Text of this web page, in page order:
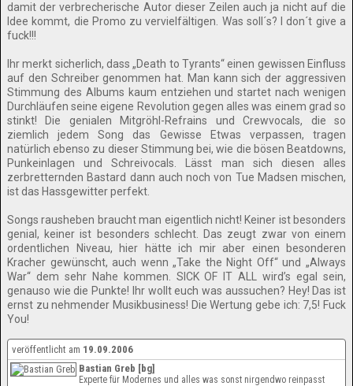
damit der verbrecherische Autor dieser Zeilen auch ja nicht auf die
Idee kommt, die Promo zu vervielfältigen. Was soll´s? I don´t give a
fuck!!!
Ihr merkt sicherlich, dass „Death to Tyrants“ einen gewissen Einfluss
auf den Schreiber genommen hat. Man kann sich der aggressiven
Stimmung des Albums kaum entziehen und startet nach wenigen
Durchläufen seine eigene Revolution gegen alles was einem grad so
stinkt! Die genialen Mitgröhl-Refrains und Crewvocals, die so
ziemlich jedem Song das Gewisse Etwas verpassen, tragen
natürlich ebenso zu dieser Stimmung bei, wie die bösen Beatdowns,
Punkeinlagen und Schreivocals. Lässt man sich diesen alles
zerbretternden Bastard dann auch noch von Tue Madsen mischen,
ist das Hassgewitter perfekt.
Songs rausheben braucht man eigentlich nicht! Keiner ist besonders
genial, keiner ist besonders schlecht. Das zeugt zwar von einem
ordentlichen Niveau, hier hätte ich mir aber einen besonderen
Kracher gewünscht, auch wenn „Take the Night Off“ und „Always
War“ dem sehr Nahe kommen. SICK OF IT ALL wird’s egal sein,
genauso wie die Punkte! Ihr wollt euch was aussuchen? Hey! Das ist
ernst zu nehmender Musikbusiness! Die Wertung gebe ich: 7,5! Fuck
You!
veröffentlicht am 19.09.2006
Bastian Greb [bg]
Experte für Modernes und alles was sonst nirgendwo reinpasst